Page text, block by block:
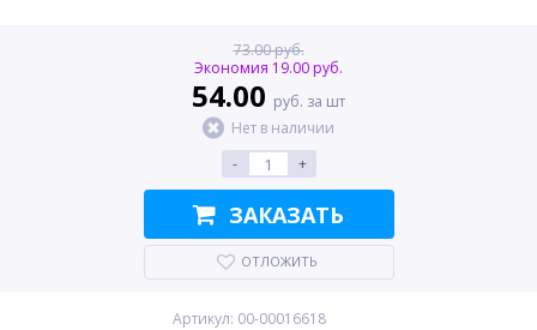
73.00 руб.
Экономия 19.00 руб.
54.00 руб. за шт
Нет в наличии
-
+
ЗАКАЗАТЬ
ОТЛОЖИТЬ
Артикул: 00-00016618